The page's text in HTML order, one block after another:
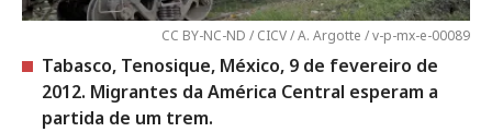
CC BY-NC-ND / CICV / A. Argotte / v-p-mx-e-00089
Tabasco, Tenosique, México, 9 de fevereiro de
2012. Migrantes da América Central esperam a
partida de um trem.